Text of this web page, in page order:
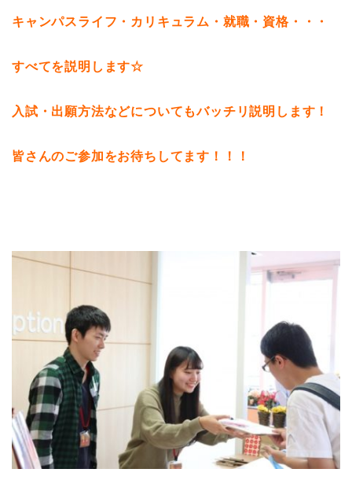
キャンパスライフ・カリキュラム・就職・資格・・・
すべてを説明します☆
入試・出願方法などについてもバッチリ説明します！
皆さんのご参加をお待ちしてます！！！